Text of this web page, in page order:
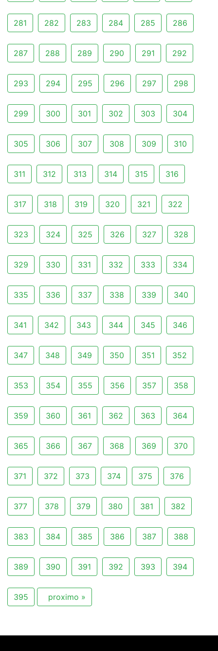
281 282 283 284 285 286
287 288 289 290 291 292
293 294 295 296 297 298
299 300 301 302 303 304
305 306 307 308 309 310
311 312 313 314 315 316
317 318 319 320 321 322
323 324 325 326 327 328
329 330 331 332 333 334
335 336 337 338 339 340
341 342 343 344 345 346
347 348 349 350 351 352
353 354 355 356 357 358
359 360 361 362 363 364
365 366 367 368 369 370
371 372 373 374 375 376
377 378 379 380 381 382
383 384 385 386 387 388
389 390 391 392 393 394
395 proximo »